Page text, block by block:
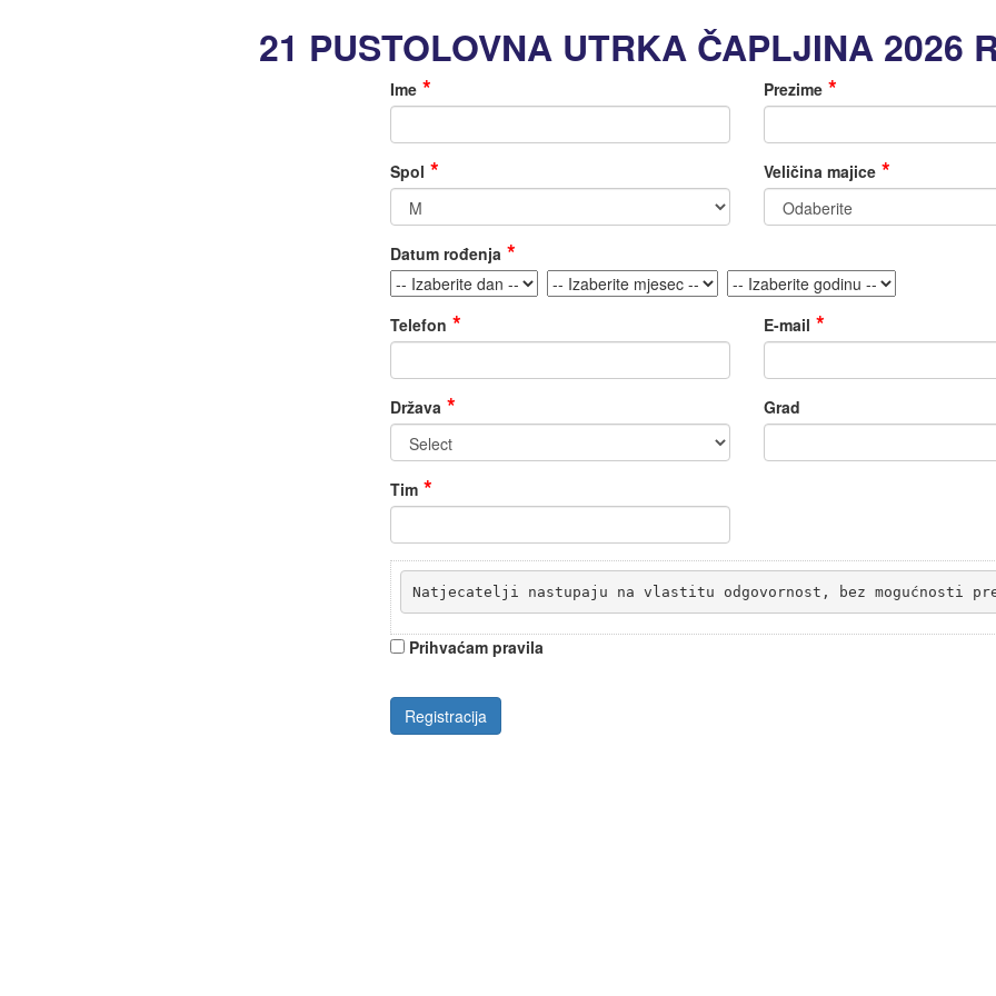
21 PUSTOLOVNA UTRKA ČAPLJINA 2026
Ime Prezime
Spol Veličina majice
Datum rođenja
Telefon E-mail
Država Grad
Tim
Natjecatelji nastupaju na vlastitu odgovornost, bez mogućnosti
Prihvaćam pravila
Registracija